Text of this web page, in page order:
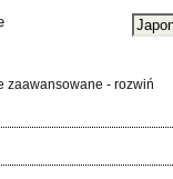
zaawansowane - rozwiń